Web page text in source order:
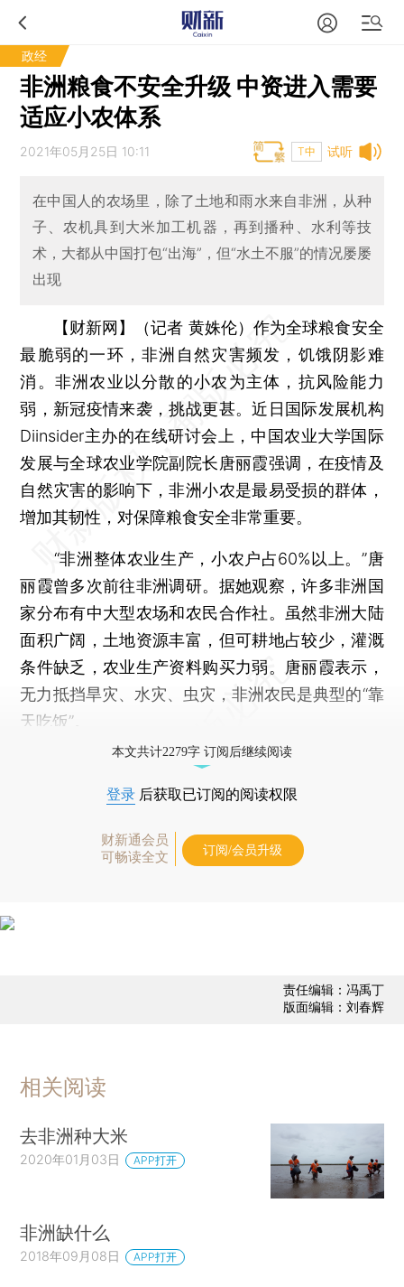
政经
非洲粮食不安全升级 中资进入需要
适应小农体系
试听
2021年05月25日 10:11 T中
在中国人的农场里，除了土地和雨水来自非洲，从种
子、农机具到大米加工机器，再到播种、水利等技
术，大都从中国打包“出海”，但“水土不服”的情况屡屡
出现
【财新网】（记者 黄姝伦） 作为全球粮食安全
最脆弱的一环，非洲自然灾害频发，饥饿阴影难
消。非洲农业以分散的小农为主体，抗风险能力
弱，新冠疫情来袭，挑战更甚。近日国际发展机构
Diinsider主办的在线研讨会上，中国农业大学国际
发展与全球农业学院副院长唐丽霞强调，在疫情及
自然灾害的影响下，非洲小农是最易受损的群体，
增加其韧性，对保障粮食安全非常重要。
“非洲整体农业生产，小农户占60%以上。”唐
丽霞曾多次前往非洲调研。据她观察，许多非洲国
家分布有中大型农场和农民合作社。虽然非洲大陆
面积广阔，土地资源丰富，但可耕地占较少，灌溉
条件缺乏，农业生产资料购买力弱。唐丽霞表示，
无力抵挡旱灾、水灾、虫灾，非洲农民是典型的“靠
天吃饭”。
本文共计2279字 订阅后继续阅读
登录 后获取已订阅的阅读权限
财新通会员
可畅读全文
订阅/会员升级
责任编辑：冯禹丁
版面编辑：刘春辉
相关阅读
去非洲种大米
2020年01月03日 APP打开
非洲缺什么
2018年09月08日 APP打开